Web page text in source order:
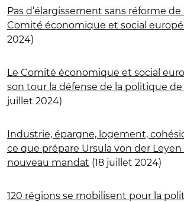
Pas d’élargissement sans réforme de
Comité économique et social
2024)
Le Comité économique et social
son tour la défense de la politique
juillet 2024)
Industrie, épargne, logement,
ce que prépare Ursula von der
nouveau mandat (18 juillet 2024)
120 régions se mobilisent pour la